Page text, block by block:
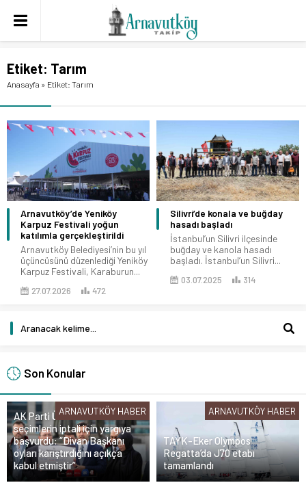
Etiket: Tarım
Anasayfa » Etiket: Tarım
Arnavutköy’de Yeniköy
Karpuz Festivali yoğun
katılımla gerçekleştirildi
Arnavutköy Belediyesi’nin bu yıl
üçüncüsünü düzenlediği Yeniköy
Karpuz Festivali, Karaburun...
27.07.2026 472
Silivri’de konala ve buğday
hasadı başladı
İstanbul’un Silivri ilçesinde
buğday ve kanola hasadı
başladı. İstanbul’un Silivri...
03.07.2025 314
Son Konular
ARNAVUTKÖY HABER
AK Parti Üsküdar’da
seçimlerin iptali için yargıya
başvurdu: “Divan Başkanı
oyları karıştırdığını açıkça
kabul etmiştir”
ARNAVUTKÖY HABER
TAYK-Eker Olympos
Regatta’da J70 etabı
tamamlandı